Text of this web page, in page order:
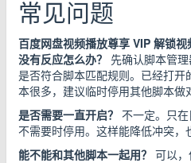
常见问题
百度网盘视频播放尊享 VIP 解锁
没有反应怎么办？ 先确认脚本管
是否符合脚本匹配规则。已经打
本很多，建议临时停用其他脚本做
是否需要一直开启？ 不一定。只
不需要时停用。这样能降低冲突，
能不能和其他脚本一起用？ 可以